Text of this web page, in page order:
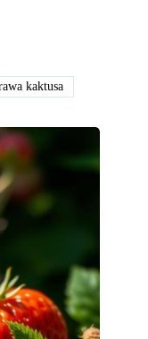
kaktusa